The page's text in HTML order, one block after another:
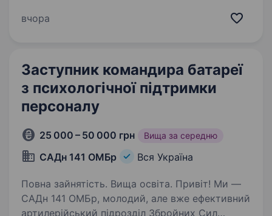
в Україні, що об'єднує понад 2000 аптек і
вчора
Заступник командира батареї
з психологічної підтримки
персоналу
25 000 – 50 000 грн Вища за середню
САДн 141 ОМБр Вся Україна
Повна зайнятість. Вища освіта. Привіт! Ми —
САДн 141 ОМБр, молодий, але вже ефективний
артилерійський підрозділ Збройних Сил